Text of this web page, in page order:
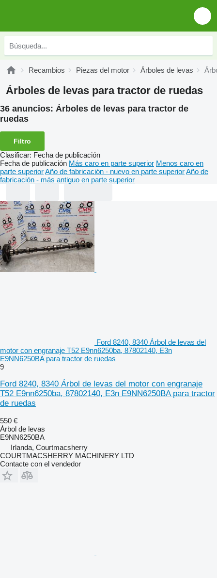
Recambios Piezas del motor Árboles de levas
Árboles de levas para tractor de ruedas
36 anuncios: Árboles de levas para tractor de
ruedas
Filtro
Clasificar: Fecha de publicación
Fecha de publicación Más caro en parte superior Menos caro en
parte superiorAño de fabricación - nuevo en parte superiorAño de
fabricación - más antiguo en parte superior
Ford 8240, 8340 Árbol de levas del
motor con engranaje T52 E9nn6250ba, 87802140, E3n
E9NN6250BA para tractor de ruedas
9
Ford 8240, 8340 Árbol de levas del motor con engranaje
T52 E9nn6250ba, 87802140, E3n E9NN6250BA para tractor
de ruedas
550 €
Árbol de levas
E9NN6250BA
Irlanda, Courtmacsherry
COURTMACSHERRY MACHINERY LTD
Contacte con el vendedor